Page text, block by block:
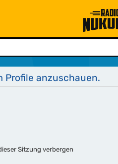
Profile anzuschauen.
Sitzung verbergen